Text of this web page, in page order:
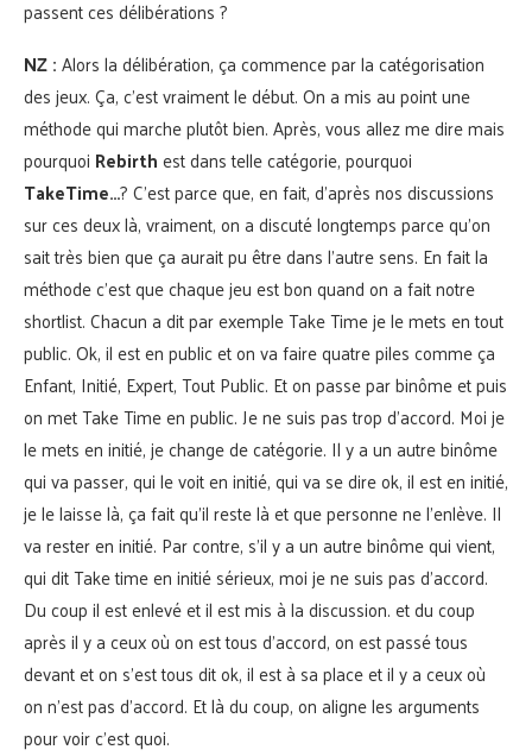
passent ces délibérations ?
NZ :Alors la délibération, ça commence par la catégorisation
des jeux. Ça, c’est vraiment le début. On a mis au point une
méthode qui marche plutôt bien. Après, vous allez me dire mais
pourquoi Rebirthest dans telle catégorie, pourquoi
TakeTime…? C’est parce que, en fait, d’après nos discussions
sur ces deux là, vraiment, on a discuté longtemps parce qu’on
sait très bien que ça aurait pu être dans l’autre sens. En fait la
méthode c’est que chaque jeu est bon quand on a fait notre
shortlist. Chacun a dit par exemple Take Time je le mets en tout
public. Ok, il est en public et on va faire quatre piles comme ça
Enfant, Initié, Expert, Tout Public. Et on passe par binôme et puis
on met Take Time en public. Je ne suis pas trop d’accord. Moi je
le mets en initié, je change de catégorie. Il y a un autre binôme
qui va passer, qui le voit en initié, qui va se dire ok, il est en initié,
je le laisse là, ça fait qu’il reste là et que personne ne l’enlève. Il
va rester en initié. Par contre, s’il y a un autre binôme qui vient,
qui dit Take time en initié sérieux, moi je ne suis pas d’accord.
Du coup il est enlevé et il est mis à la discussion. et du coup
après il y a ceux où on est tous d’accord, on est passé tous
devant et on s’est tous dit ok, il est à sa place et il y a ceux où
on n’est pas d’accord. Et là du coup, on aligne les arguments
pour voir c’est quoi.